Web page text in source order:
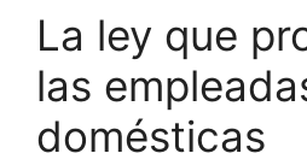
La ley que
las
domésticas